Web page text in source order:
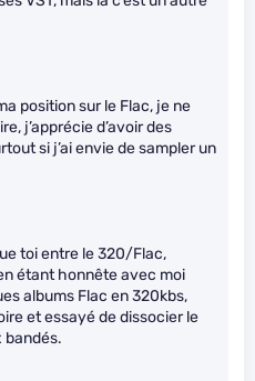
position sur le Flac, je ne
j’apprécie d’avoir des
si j’ai envie de sampler un
toi entre le 320/Flac,
étant honnête avec moi
albums Flac en 320kbs,
et essayé de dissocier le
bandés.